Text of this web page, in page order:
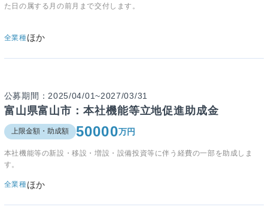
た日の属する月の前月まで交付します。
全業種ほか
公募期間：2025/04/01~2027/03/31
富山県富山市：本社機能等立地促進助成金
上限金額・助成額 50000万円
本社機能等の新設・移設・増設・設備投資等に伴う経費の一部を助成しま
す。
全業種ほか